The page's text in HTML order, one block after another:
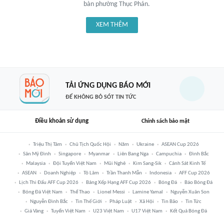
bàn phường Thục Phán.
XEM THÊM
TẢI ỨNG DỤNG BÁO MỚI
ĐỂ KHÔNG BỎ SÓT TIN TỨC
Điều khoản sử dụng Chính sách bảo mật
Triệu Thị Tâm Chủ Tịch Quốc Hội Năm Ukraine
ASEAN Cup 2026
Sân Mỹ Đình
Singapore Myanmar Liên Bang Nga Campuchia
Đình Bắc
Malaysia
Đội Tuyển Việt Nam Mũi Nghê Kim Sang-Sik
Cảnh Sát Kinh Tế
ASEAN
Doanh Nghiệp Tô Lâm Trần Thanh Mẫn Indonesia
AFF Cup 2026
Lịch Thi Đấu AFF Cup 2026
Bảng Xếp Hạng AFF Cup 2026 Bóng Đá
Báo Bóng Đá
Bóng Đá Việt Nam
Thể Thao Lionel Messi Lamine Yamal
Nguyễn Xuân Son
Nguyễn Đình Bắc
Tin Thế Giới Pháp Luật Xã Hội Tin Bão
Tin Tức
Giá Vàng
Tuyển Việt Nam U23 Việt Nam U17 Việt Nam Kết Quả Bóng Đá